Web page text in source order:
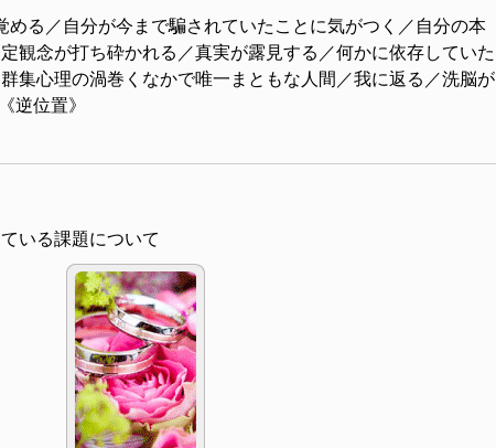
める／自分が今まで騙されていたことに気がつく／自分の本
観念が打ち砕かれる／真実が露見する／何かに依存していた
集心理の渦巻くなかで唯一まともな人間／我に返る／洗脳が
逆位置》
いる課題について